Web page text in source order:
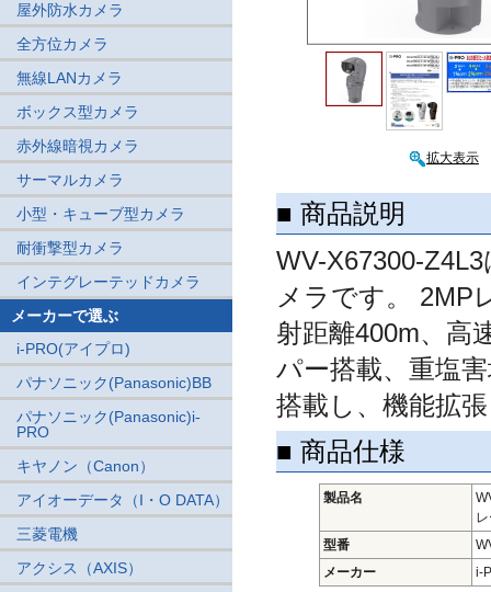
屋外防水カメラ
全方位カメラ
無線LANカメラ
ボックス型カメラ
赤外線暗視カメラ
サーマルカメラ
小型・キューブ型カメラ
耐衝撃型カメラ
インテグレーテッドカメラ
メーカーで選ぶ
i-PRO(アイプロ)
パナソニック(Panasonic)BB
パナソニック(Panasonic)i-
PRO
キヤノン（Canon）
アイオーデータ（I・O DATA）
三菱電機
アクシス（AXIS）
拡大表示
■ 商品説明
WV-X67300-
メラです。 2MP
射距離400m、高
パー搭載、重塩
搭載し、機能拡
■ 商品仕様
製品名
型番
メーカー
i-